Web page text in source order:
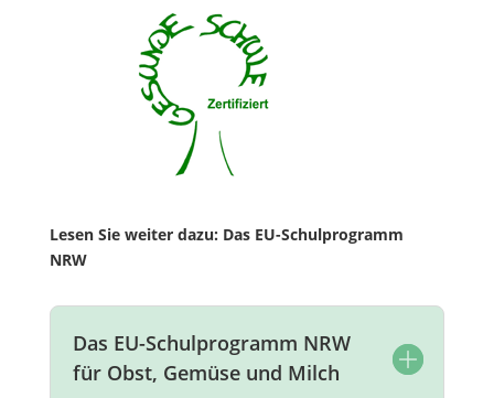
Lesen Sie weiter dazu: Das EU-Schulprogramm
NRW
Das EU-Schulprogramm NRW
für Obst, Gemüse und Milch